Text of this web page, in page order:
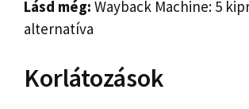
Lásd még: Wayback Machine: 5
alternatíva
Korlátozások